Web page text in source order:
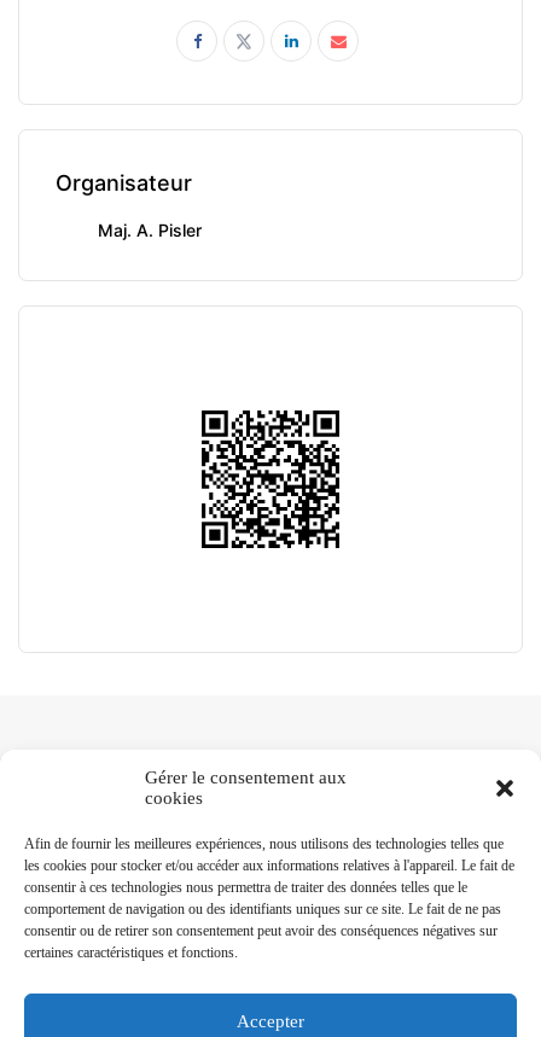
Gérer le consentement aux
cookies
Afin de fournir les meilleures expériences, nous utilisons des technologies telles que
les cookies pour stocker et/ou accéder aux informations relatives à l'appareil. Le fait de
consentir à ces technologies nous permettra de traiter des données telles que le
comportement de navigation ou des identifiants uniques sur ce site. Le fait de ne pas
consentir ou de retirer son consentement peut avoir des conséquences négatives sur
certaines caractéristiques et fonctions.
Accepter
Organisateur
Maj. A. Pisler
NOTRE RÉSEAU
Les Mousquetaires Vaudois
Société des Vieux-Grenadiers de Genève
Contingent des Grenadiers fribourgeois
Musique militaire de Colombier
Cadre Noir et Blanc de Fribourg